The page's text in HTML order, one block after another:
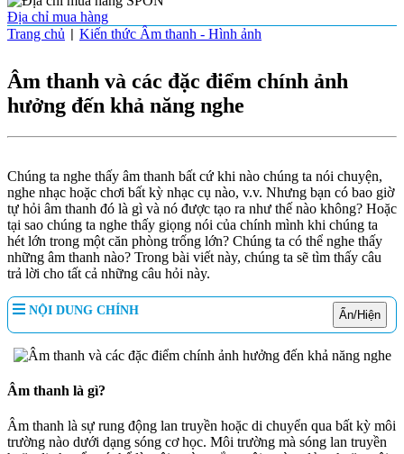
Địa chỉ mua hàng
Trang chủ
Kiến thức Âm thanh - Hình ảnh
Âm thanh và các đặc điểm chính ảnh
hưởng đến khả năng nghe
Chúng ta nghe thấy âm thanh bất cứ khi nào chúng ta nói chuyện,
nghe nhạc hoặc chơi bất kỳ nhạc cụ nào, v.v. Nhưng bạn có bao giờ
tự hỏi âm thanh đó là gì và nó được tạo ra như thế nào không? Hoặc
tại sao chúng ta nghe thấy giọng nói của chính mình khi chúng ta
hét lớn trong một căn phòng trống lớn? Chúng ta có thể nghe thấy
những âm thanh nào? Trong bài viết này, chúng ta sẽ tìm thấy câu
trả lời cho tất cả những câu hỏi này.
NỘI DUNG CHÍNH Ẩn/Hiện
Âm thanh là gì?
Âm thanh là sự rung động lan truyền hoặc di chuyển qua bất kỳ môi
trường nào dưới dạng sóng cơ học. Môi trường mà sóng lan truyền